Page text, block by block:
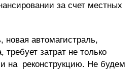
за счет местных
новая автомагистраль,
требует затрат не только
и на реконструкцию. Не будем